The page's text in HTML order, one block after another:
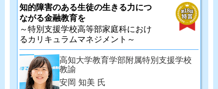
知的障害のある生徒の生きる力につ
ながる金融教育を
～特別支援学校高等部家庭科におけ
るカリキュラムマネジメント～
高知大学教育学部附属特別支援学校
教諭
安岡 知美 氏